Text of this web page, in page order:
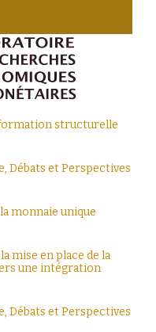
structurelle
Débats et Perspectives
monnaie unique
mise en place de la
une intégration
Débats et Perspectives